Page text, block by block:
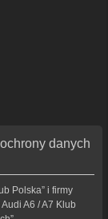
danych
Polska” i firmy
Audi A6 / A7 Klub